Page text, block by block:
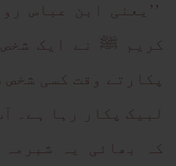
’’یعنی ابن عباس
کریم ﷺ نے ایک
پکارتے وقت کسی
لبیک پکار رہا ہے۔
کہ بھائی یہ